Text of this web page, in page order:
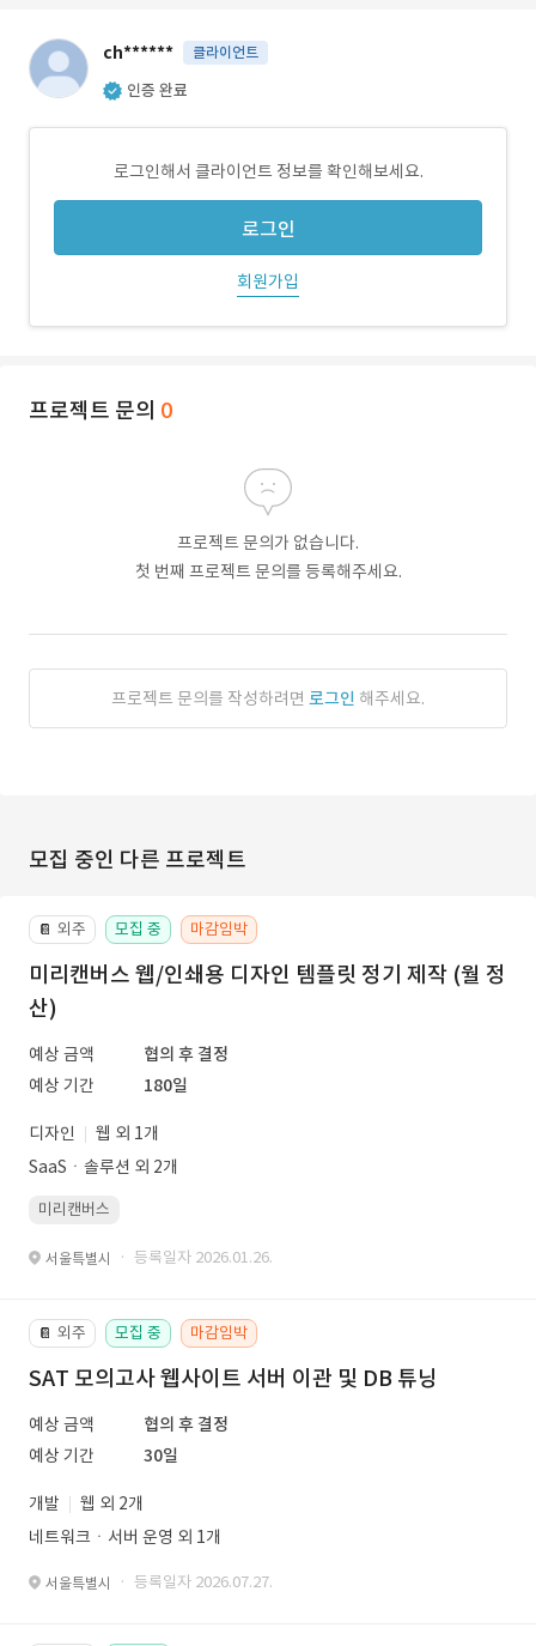
ch****** 클라이언트
인증 완료
로그인해서 클라이언트 정보를 확인해보세요.
로그인
회원가입
프로젝트 문의 0
프로젝트 문의가 없습니다.
첫 번째 프로젝트 문의를 등록해주세요.
프로젝트 문의를 작성하려면 로그인 해주세요.
모집 중인 다른 프로젝트
📔 외주 모집 중 마감임박
미리캔버스 웹/인쇄용 디자인 템플릿 정기 제작 (월 정
산)
예상 금액
협의 후 결정
예상 기간
180일
디자인
웹 외 1개
SaaSㆍ솔루션 외 2개
미리캔버스
서울특별시 · 등록일자 2026.01.26.
📔 외주 모집 중 마감임박
SAT 모의고사 웹사이트 서버 이관 및 DB 튜닝
예상 금액
협의 후 결정
예상 기간
30일
개발
웹 외 2개
네트워크ㆍ서버 운영 외 1개
서울특별시 · 등록일자 2026.07.27.